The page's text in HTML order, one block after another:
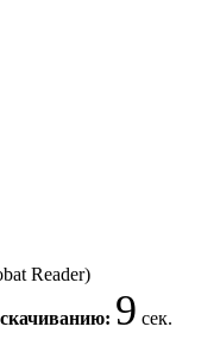
Reader)
9 сек.